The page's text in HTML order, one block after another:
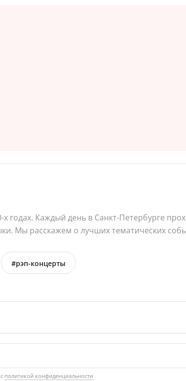
годах. Каждый день в Санкт-Петербурге
Мы расскажем о лучших тематических
#рэп-концерты
политикой конфиденциальности